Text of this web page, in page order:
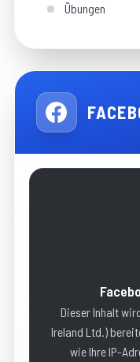
Übungen
Dieser Inhalt
Ireland Ltd. )
wie Ihre IP-